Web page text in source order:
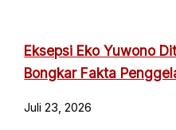
Eksepsi Eko Yuwono
Bongkar Fakta
Juli 23, 2026